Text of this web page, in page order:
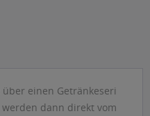
einen Getränkeseri
dann direkt vom